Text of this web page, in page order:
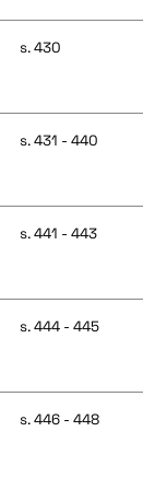
s. 430
s. 431 - 440
s. 441 - 443
s. 444 - 445
s. 446 - 448